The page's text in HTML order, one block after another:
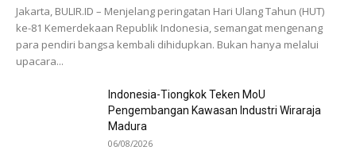
Jakarta, BULIR.ID – Menjelang peringatan Hari Ulang Tahun (HUT)
ke-81 Kemerdekaan Republik Indonesia, semangat mengenang
para pendiri bangsa kembali dihidupkan. Bukan hanya melalui
upacara...
Indonesia-Tiongkok Teken MoU
Pengembangan Kawasan Industri Wiraraja
Madura
06/08/2026